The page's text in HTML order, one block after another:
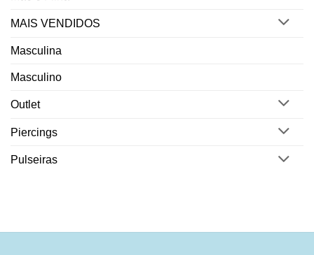
MAIS VENDIDOS
Masculina
Masculino
Outlet
Piercings
Pulseiras